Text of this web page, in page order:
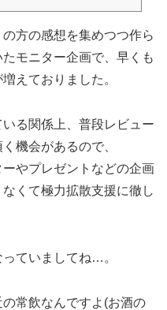
方の感想を集めつつ作ら
モニター企画で、早くも
えておりました。
る関係上、普段レビュー
機会があるので、
やプレゼントなどの企画
くて極力拡散支援に徹し
ていましてね…。
常飲なんですよ(お酒の